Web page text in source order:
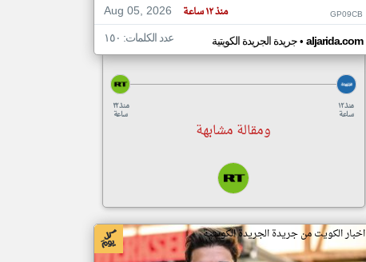
Aug 05, 2026
منذ ١٢ ساعة GP09CB
جريدة الجريدة الكويتية• aljarida.com عدد الكلمات: ١٥٠
منذ ٢٢
ساعة
منذ ١٢
ساعة
ومقالة مشابهة
اخبار الكويت من جريدة الجريدة الكويتية